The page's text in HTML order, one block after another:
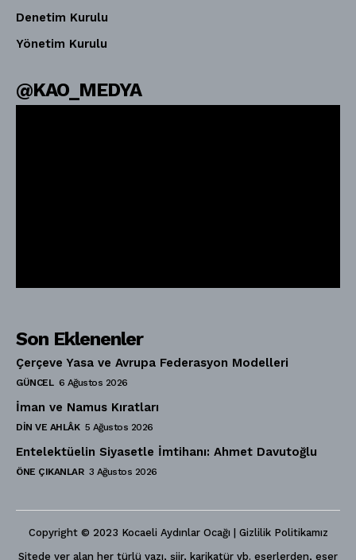
Denetim Kurulu
Yönetim Kurulu
@KAO_MEDYA
Son Eklenenler
Çerçeve Yasa ve Avrupa Federasyon Modelleri
GÜNCEL 6 Ağustos 2026
İman ve Namus Kıratları
DIN VE AHLÂK 5 Ağustos 2026
Entelektüelin Siyasetle İmtihanı: Ahmet Davutoğlu
ÖNE ÇIKANLAR 3 Ağustos 2026
Copyright © 2023 Kocaeli Aydınlar Ocağı | Gizlilik Politikamız
Sitede yer alan her türlü yazı, şiir, karikatür vb. eserlerden, eser